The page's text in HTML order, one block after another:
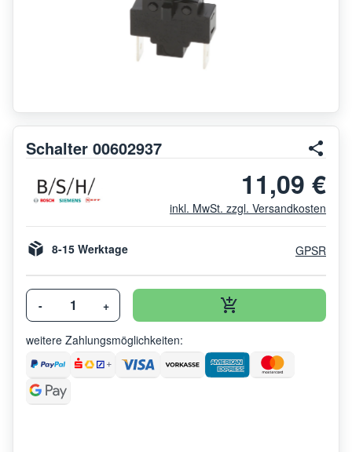
Schalter 00602937
11,09 €
inkl. MwSt. zzgl. Versandkosten
8-15 Werktage GPSR
- +
weitere Zahlungsmöglichkeiten: